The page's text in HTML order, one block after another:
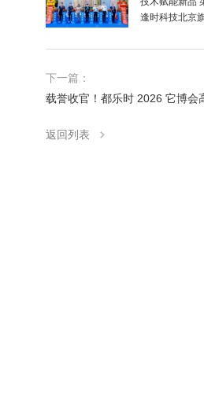
逢时科技北京
上市
下一篇：
载誉收官！都乐时 2026 它博会
返回列表